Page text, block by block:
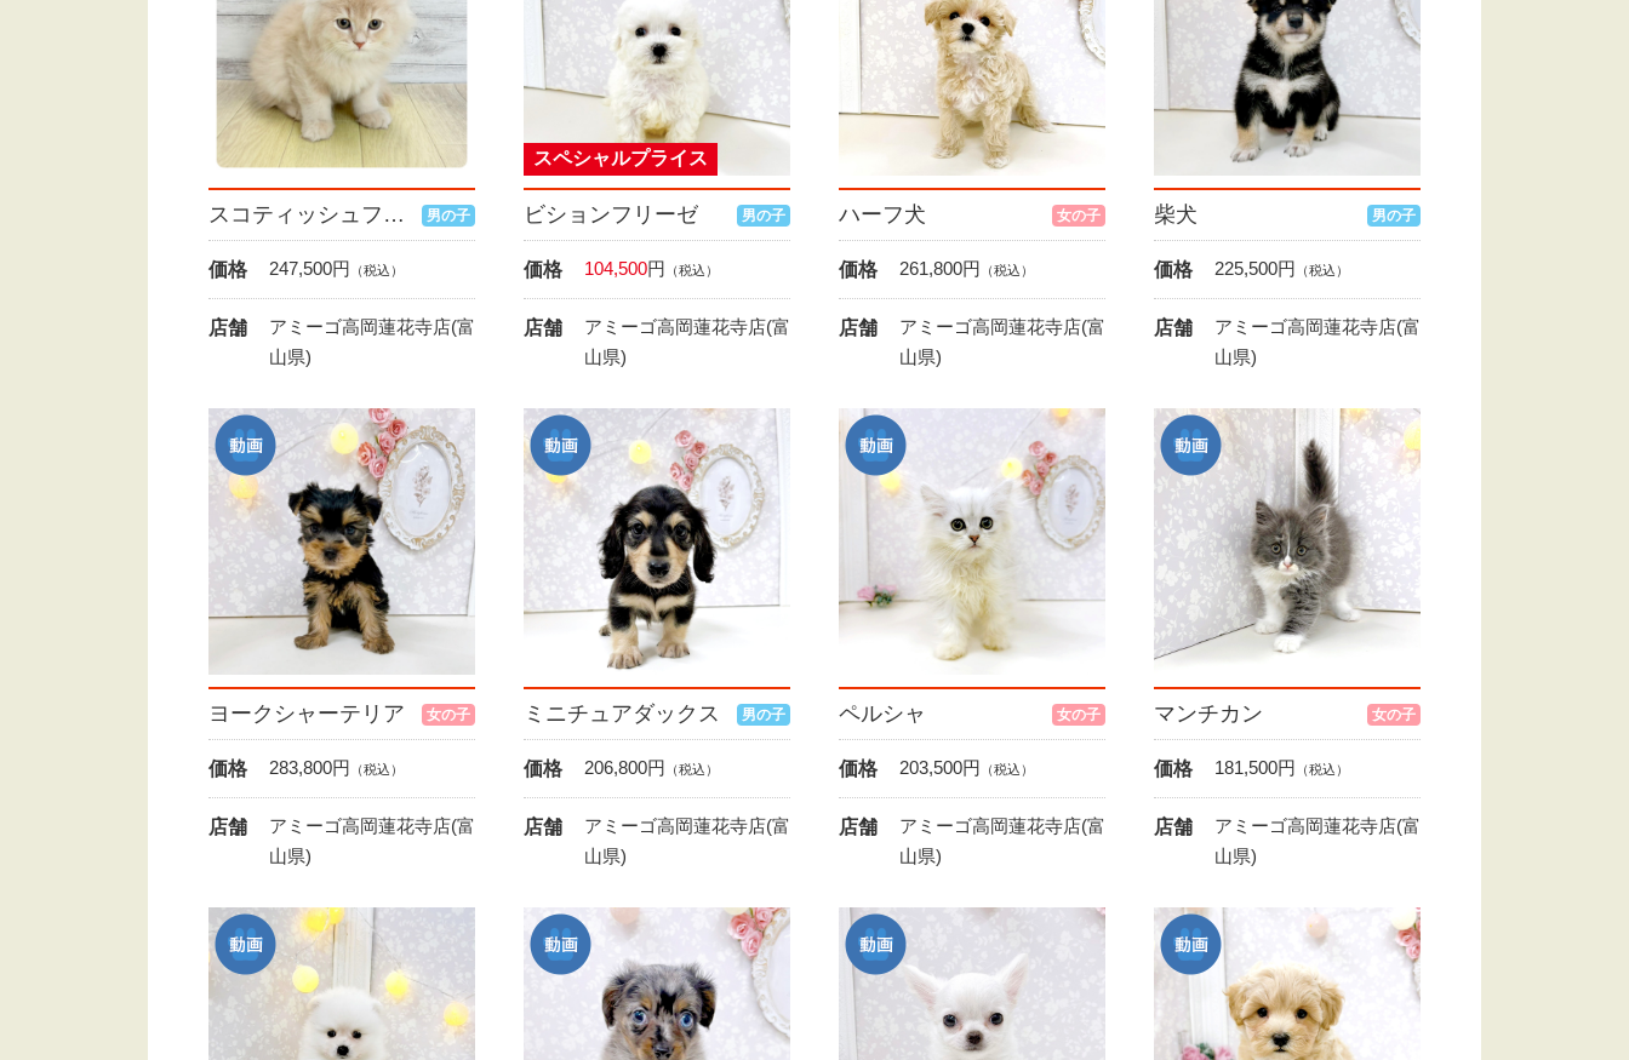
スコティッシュフォールド 男の子
価格 247,500円 （税込）
店舗
アミーゴ高岡蓮花寺店(富
山県)
ビションフリーゼ 男の子
スペシャルプライス
価格 104,500円 （税込）
店舗
アミーゴ高岡蓮花寺店(富
山県)
ハーフ犬 女の子
価格 261,800円 （税込）
店舗
アミーゴ高岡蓮花寺店(富
山県)
柴犬 男の子
価格 225,500円 （税込）
店舗
アミーゴ高岡蓮花寺店(富
山県)
ヨークシャーテリア 女の子
価格 283,800円 （税込）
店舗
アミーゴ高岡蓮花寺店(富
山県)
ミニチュアダックス 男の子
価格 206,800円 （税込）
店舗
アミーゴ高岡蓮花寺店(富
山県)
ペルシャ 女の子
価格 203,500円 （税込）
店舗
アミーゴ高岡蓮花寺店(富
山県)
マンチカン 女の子
価格 181,500円 （税込）
店舗
アミーゴ高岡蓮花寺店(富
山県)